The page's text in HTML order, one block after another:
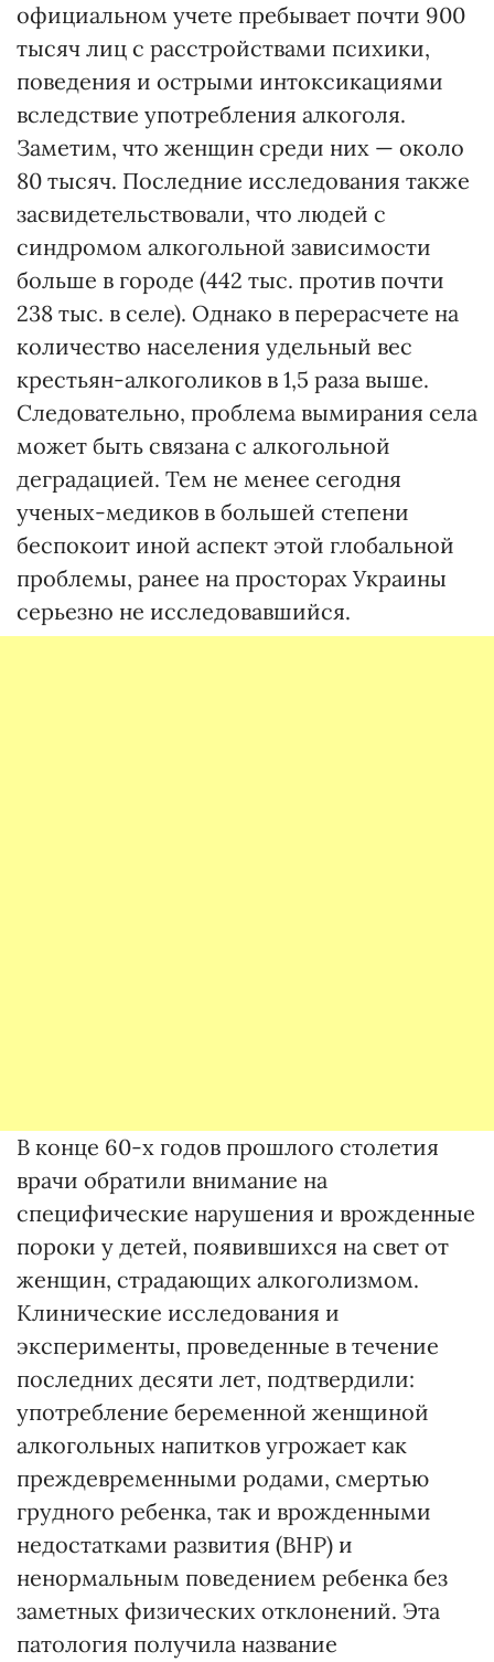
официальном учете пребывает почти 900
тысяч лиц с расстройствами психики,
поведения и острыми интоксикациями
вследствие употребления алкоголя.
Заметим, что женщин среди них — около
80 тысяч. Последние исследования также
засвидетельствовали, что людей с
синдромом алкогольной зависимости
больше в городе (442 тыс. против почти
238 тыс. в селе). Однако в перерасчете на
количество населения удельный вес
крестьян-алкоголиков в 1,5 раза выше.
Следовательно, проблема вымирания села
может быть связана с алкогольной
деградацией. Тем не менее сегодня
ученых-медиков в большей степени
беспокоит иной аспект этой глобальной
проблемы, ранее на просторах Украины
серьезно не исследовавшийся.
В конце 60-х годов прошлого столетия
врачи обратили внимание на
специфические нарушения и врожденные
пороки у детей, появившихся на свет от
женщин, страдающих алкоголизмом.
Клинические исследования и
эксперименты, проведенные в течение
последних десяти лет, подтвердили:
употребление беременной женщиной
алкогольных напитков угрожает как
преждевременными родами, смертью
грудного ребенка, так и врожденными
недостатками развития (ВНР) и
ненормальным поведением ребенка без
заметных физических отклонений. Эта
патология получила название